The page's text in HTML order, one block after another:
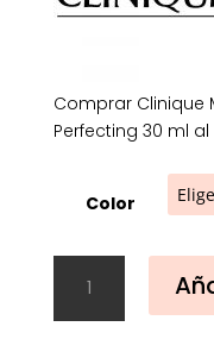
Comprar Clinique
Perfecting 30 ml
Color
Maquillaje-
Corrector